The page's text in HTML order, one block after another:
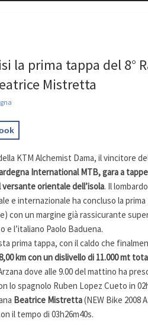
la prima tappa del 8°
Mistretta
KTM Alchemist Dama, il vincitore
International MTB, gara a
orientale dell’isola. Il
e internazionale ha concluso la prima
con un margine già rassicurante
e l’italiano Paolo Baduena.
prima tappa, con il caldo che
km con un dislivello di 11.000 mt
dove alle 9.00 del mattino ha
lo spagnolo Ruben Lopez Cueto in
Beatrice Mistretta(NEW Bike 2008
il tempo di 03h26m40s.